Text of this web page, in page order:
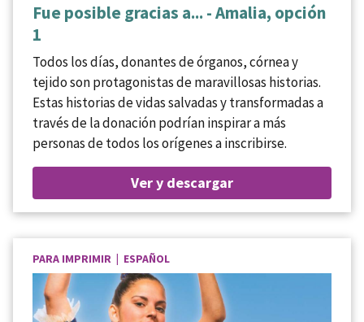
Fue posible gracias a... - Amalia, opción
1
Todos los días, donantes de órganos, córnea y
tejido son protagonistas de maravillosas historias.
Estas historias de vidas salvadas y transformadas a
través de la donación podrían inspirar a más
personas de todos los orígenes a inscribirse.
Ver y descargar
PARA IMPRIMIR | ESPAÑOL